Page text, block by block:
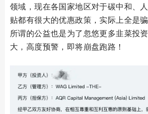
领域，现在各国家地区对于碳中和、
贴都有很大的优惠政策，实际上全是
所谓的公益也是为了忽悠更多韭菜投
大，高度预警，即将崩盘跑路！